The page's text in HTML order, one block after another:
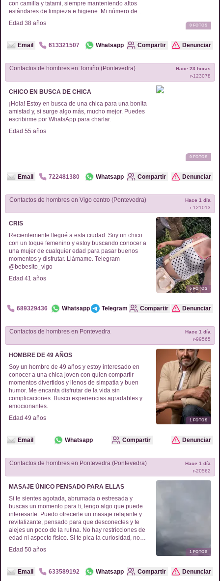
con camilla y tatami, siempre manteniendo altos
estándares de limpieza e higiene. Mi número de
contacto es: 613321507 Regálate un momento de
tranquilidad, ideal para combatir tensiones, estrés y
manos junto a una colega masajista.
Edad 38 años 0 FOTOS
Email 613321507 Whatsapp Compartir Denunciar
Contactos de hombres en Tomiño (Pontevedra)
r-123078
Hace 23 horas
CHICO EN BUSCA DE CHICA
¡Hola! Estoy en busca de una chica para una bonita
amistad y, si surge algo más, mucho mejor. Puedes
escribirme por WhatsApp para charlar.
Edad 55 años
0 FOTOS
Email 722481380 Whatsapp Compartir Denunciar
Contactos de hombres en Vigo centro (Pontevedra)
r-121013
Hace 1 día
CRIS
Recientemente llegué a esta ciudad. Soy un chico
con un toque femenino y estoy buscando conocer a
una mujer de cualquier edad para pasar buenos
momentos y disfrutar. Llámame. Telegram
@bebesito_vigo
Edad 41 años
6 FOTOS
689329436 Whatsapp Telegram Compartir Denunciar
Contactos de hombres en Pontevedra
r-99565
Hace 1 día
HOMBRE DE 49 AÑOS
Soy un hombre de 49 años y estoy interesado en
conocer a una chica joven con quien compartir
momentos divertidos y llenos de simpatía y buen
humor. Me encanta disfrutar de la vida sin
complicaciones. Busco experiencias agradables y
emocionantes.
Edad 49 años 1FOTOS
Email Whatsapp Compartir Denunciar
Contactos de hombres en Pontevedra (Pontevedra)
r-20562
Hace 1 día
MASAJE ÚNICO PENSADO PARA ELLAS
Si te sientes agotada, abrumada o estresada y
buscas un momento para ti, tengo algo que puede
interesarte. Puedo ofrecerte un masaje relajante y
revitalizante, pensado para que desconectes y te
alejes un poco de la rutina. No hay restricciones de
edad ni aspecto físico. Si te pica la curiosidad, no
dudes en ponerte en contacto y te contaré más sin
compromiso.
Edad 50 años 1FOTOS
Email 633589192 Whatsapp Compartir Denunciar